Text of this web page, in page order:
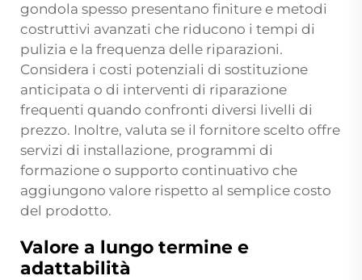
gondola spesso presentano finiture e metodi
costruttivi avanzati che riducono i tempi di
pulizia e la frequenza delle riparazioni.
Considera i costi potenziali di sostituzione
anticipata o di interventi di riparazione
frequenti quando confronti diversi livelli di
prezzo. Inoltre, valuta se il fornitore scelto offre
servizi di installazione, programmi di
formazione o supporto continuativo che
aggiungono valore rispetto al semplice costo
del prodotto.
Valore a lungo termine e
adattabilità